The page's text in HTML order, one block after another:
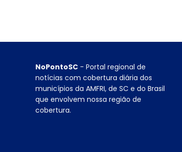
NoPontoSC - Portal regional de
notícias com cobertura diária dos
municípios da AMFRI, de SC e do Brasil
que envolvem nossa região de
cobertura.